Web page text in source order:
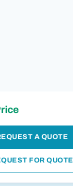
A QUOTE
FOR QUOTE